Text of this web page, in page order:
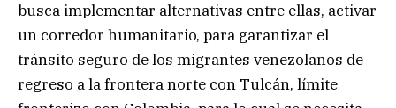
busca implementar alternativas entre ellas, activar
un corredor humanitario, para garantizar el
tránsito seguro de los migrantes venezolanos de
regreso a la frontera norte con Tulcán, límite